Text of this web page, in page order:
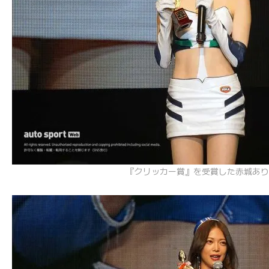
『クリッカー賞』を受賞した赤城あ